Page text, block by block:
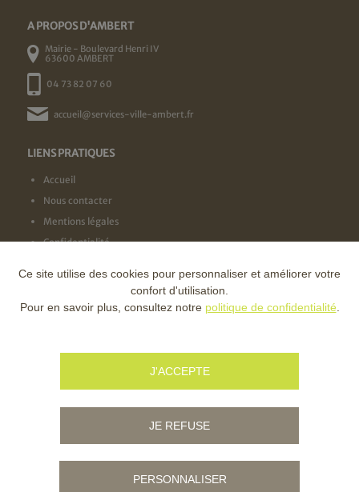
A PROPOS D'AMBERT
Mairie - Boulevard Henri IV
63600 AMBERT
04 73 82 07 60
accueil@services-ville-ambert.fr
LIENS PRATIQUES
Accueil
Nous contacter
Mentions légales
Confidentialité
NOS LABELS
Ce site utilise des cookies pour personnaliser et améliorer votre
confort d'utilisation.
Pour en savoir plus, consultez notre politique de confidentialité
J'ACCEPTE
JE REFUSE
PERSONNALISER